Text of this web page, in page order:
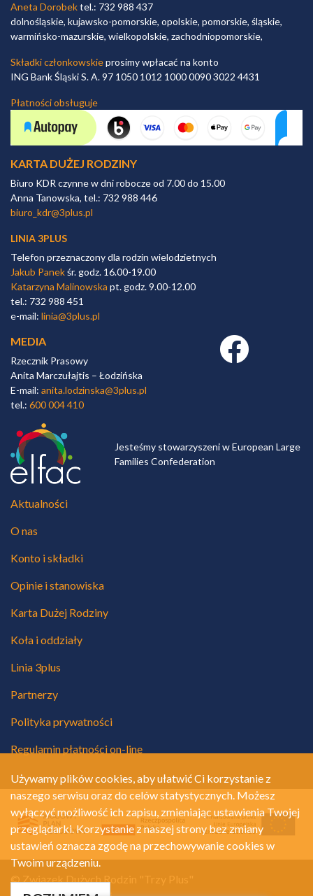
Aneta Dorobektel.: 732 988 437
dolnośląskie, kujawsko-pomorskie, opolskie, pomorskie, śląskie,
warmińsko-mazurskie, wielkopolskie, zachodniopomorskie,
Składki członkowskieprosimy wpłacać na konto
ING Bank Śląski S. A. 97 1050 1012 1000 0090 3022 4431
Płatności obsługuje
KARTA DUŻEJ RODZINY
Biuro KDR czynne w dni robocze od 7.00 do 15.00
Anna Tanowska, tel.: 732 988 446
biuro_kdr@3plus.pl
LINIA 3PLUS
Telefon przeznaczony dla rodzin wielodzietnych
Jakub Panekśr. godz. 16.00-19.00
Katarzyna Malinowska pt. godz. 9.00-12.00
tel.: 732 988 451
e-mail: linia@3plus.pl
MEDIA
Rzecznik Prasowy
Anita Marczułajtis – Łodzińska
E-mail: anita.lodzinska@3plus.pl
tel.: 600 004 410
Facebook link
Jesteśmy stowarzyszeni w European Large
Families Confederation
Aktualności
O nas
Konto i składki
Opinie i stanowiska
Karta Dużej Rodziny
Koła i oddziały
Linia 3plus
Partnerzy
Polityka prywatności
Regulamin płatności on-line
© Związek Dużych Rodzin "Trzy Plus"
Używamy plików cookies, aby ułatwić Ci korzystanie z
naszego serwisu oraz do celów statystycznych. Możesz
wyłączyć możliwość ich zapisu, zmieniając ustawienia Twojej
przeglądarki. Korzystanie z naszej strony bez zmiany
ustawień oznacza zgodę na przechowywanie cookies w
Twoim urządzeniu.